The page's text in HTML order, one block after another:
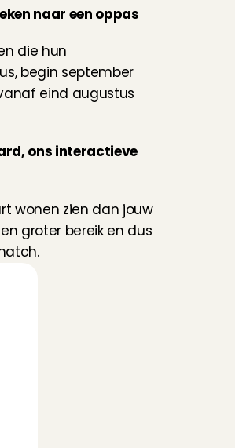
naar een oppas
die hun
begin september
eind augustus
ons interactieve
wonen zien dan jouw
groter bereik en dus